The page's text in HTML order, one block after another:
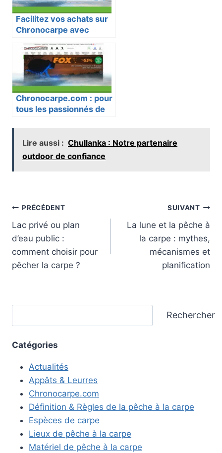
Facilitez vos achats sur
Chronocarpe avec
Chronocarpe.com : pour
tous les passionnés de
Lire aussi : Chullanka : Notre partenaire
outdoor de confiance
Navigation
de
l’article
PRÉCÉDENT
Lac privé ou plan
d’eau public :
comment choisir pour
pêcher la carpe ?
SUIVANT
La lune et la pêche à
la carpe : mythes,
mécanismes et
planification
Rechercher
Catégories
Actualités
Appâts & Leurres
Chronocarpe.com
Définition & Règles de la pêche à la carpe
Espèces de carpe
Lieux de pêche à la carpe
Matériel de pêche à la carpe